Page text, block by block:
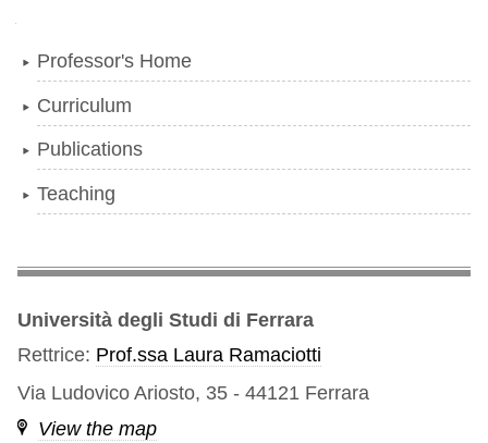
Professor's Home
Curriculum
Publications
Teaching
Università degli Studi di Ferrara
Rettrice: Prof.ssa Laura Ramaciotti
Via Ludovico Ariosto, 35 - 44121 Ferrara
View the map